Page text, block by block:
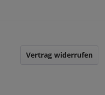
Vertrag widerrufen